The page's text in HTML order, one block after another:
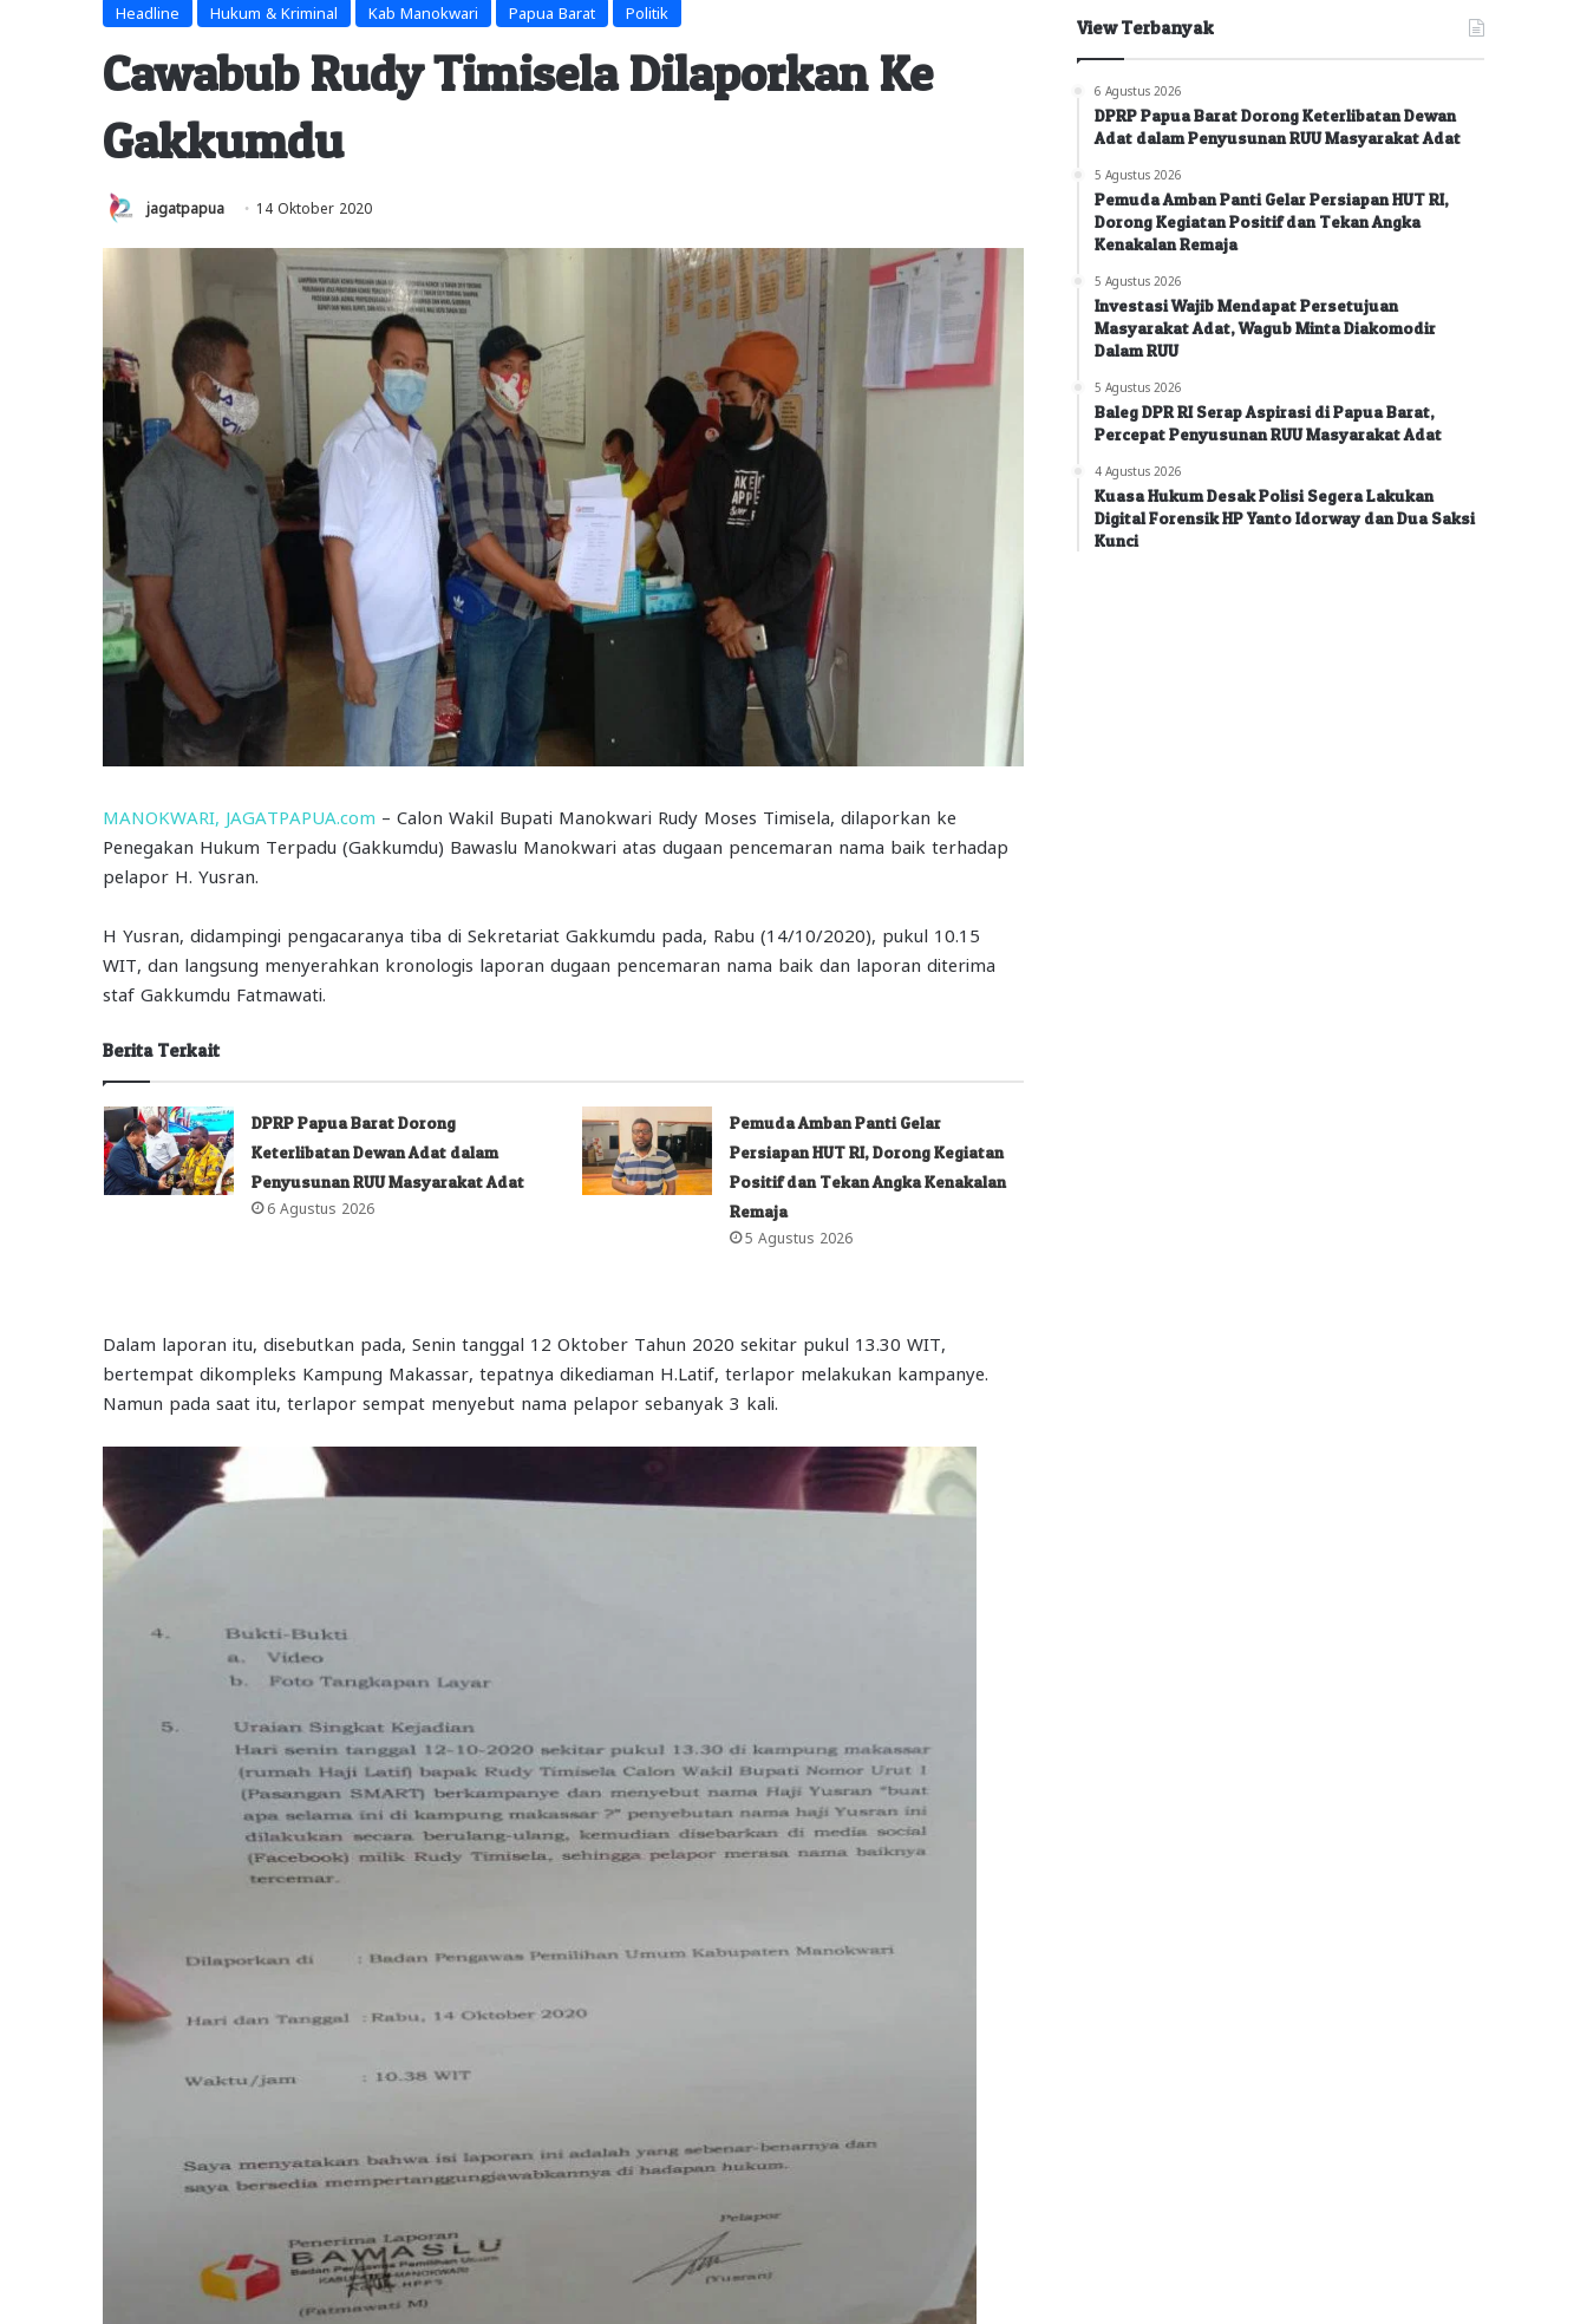
Headline Hukum & Kriminal Kab Manokwari Papua Barat Politik
Cawabub Rudy Timisela Dilaporkan Ke
Gakkumdu
jagatpapua 14 Oktober 2020
MANOKWARI, JAGATPAPUA.com – Calon Wakil Bupati Manokwari Rudy Moses Timisela, dilaporkan ke
Penegakan Hukum Terpadu (Gakkumdu) Bawaslu Manokwari atas dugaan pencemaran nama baik terhadap
pelapor H. Yusran.
H Yusran, didampingi pengacaranya tiba di Sekretariat Gakkumdu pada, Rabu (14/10/2020), pukul 10.15
WIT, dan langsung menyerahkan kronologis laporan dugaan pencemaran nama baik dan laporan diterima
staf Gakkumdu Fatmawati.
Berita Terkait
DPRP Papua Barat Dorong
Keterlibatan Dewan Adat dalam
Penyusunan RUU Masyarakat Adat
6 Agustus 2026
Pemuda Amban Panti Gelar
Persiapan HUT RI, Dorong Kegiatan
Positif dan Tekan Angka Kenakalan
Remaja
5 Agustus 2026
Dalam laporan itu, disebutkan pada, Senin tanggal 12 Oktober Tahun 2020 sekitar pukul 13.30 WIT,
bertempat dikompleks Kampung Makassar, tepatnya dikediaman H.Latif, terlapor melakukan kampanye.
Namun pada saat itu, terlapor sempat menyebut nama pelapor sebanyak 3 kali.
View Terbanyak
6 Agustus 2026
DPRP Papua Barat Dorong Keterlibatan Dewan
Adat dalam Penyusunan RUU Masyarakat Adat
5 Agustus 2026
Pemuda Amban Panti Gelar Persiapan HUT RI,
Dorong Kegiatan Positif dan Tekan Angka
Kenakalan Remaja
5 Agustus 2026
Investasi Wajib Mendapat Persetujuan
Masyarakat Adat, Wagub Minta Diakomodir
Dalam RUU
5 Agustus 2026
Baleg DPR RI Serap Aspirasi di Papua Barat,
Percepat Penyusunan RUU Masyarakat Adat
4 Agustus 2026
Kuasa Hukum Desak Polisi Segera Lakukan
Digital Forensik HP Yanto Idorway dan Dua Saksi
Kunci